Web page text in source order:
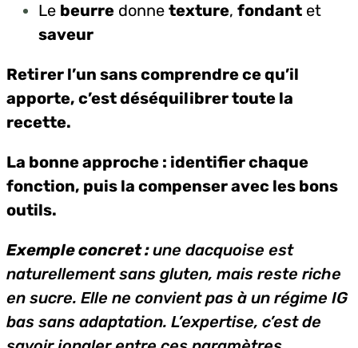
Le beurre donne texture, fondant et
saveur
Retirer l’un sans comprendre ce qu’il
apporte, c’est déséquilibrer toute la
recette.
La bonne approche : identifier chaque
fonction, puis la compenser avec les bons
outils.
Exemple concret :une dacquoise est
naturellement sans gluten, mais reste riche
en sucre. Elle ne convient pas à un régime IG
bas sans adaptation. L’expertise, c’est de